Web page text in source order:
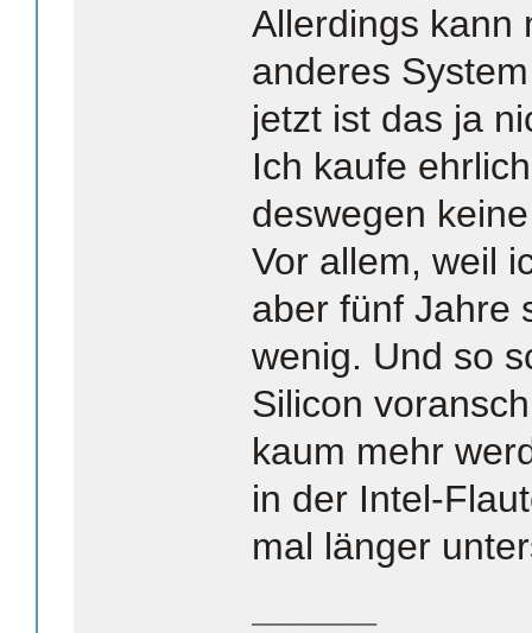
Allerdings kann
anderes
jetzt ist das ja
Ich kaufe
deswegen
Vor allem, weil
aber fünf Jahre
wenig. Und so
Silicon
kaum mehr
in der Intel-
mal länger